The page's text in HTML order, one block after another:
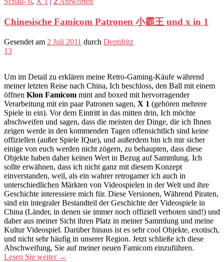
Chinesische Famicom Patronen 小霸王 und x in 1
Gesendet am 2 Juli 2011 durch Dentifritz
13
Um im Detail zu erklären meine Retro-Gaming-Käufe während
meiner letzten Reise nach China, Ich beschloss, den Ball mit einem
öffnen Klon Famicom mint and boxed mit hervorragender
Verarbeitung mit ein paar Patronen sagen, X 1 (gehören mehrere
Spiele in ein). Vor dem Eintritt in das mitten drin, Ich möchte
abschweifen und sagen, dass die meisten der Dinge, die ich Ihnen
zeigen werde in den kommenden Tagen offensichtlich sind keine
offiziellen (außer Spiele IQue), und außerdem bin ich mir sicher
einige von euch werden nicht zögern, zu behaupten, dass diese
Objekte haben daher keinen Wert in Bezug auf Sammlung. Ich
sollte erwähnen, dass ich nicht ganz mit diesem Konzept
einverstanden, weil, als ein wahrer retrogamer ich auch in
unterschiedlichen Märkten von Videospielen in der Welt und ihre
Geschichte interessiere mich für. Diese Versionen, Während Piraten,
sind ein integraler Bestandteil der Geschichte der Videospiele in
China (Länder, in denen sie immer noch offiziell verboten sind!) und
daher aus meiner Sicht ihren Platz in meiner Sammlung und meine
Kultur Videospiel. Darüber hinaus ist es sehr cool Objekte, exotisch,
und nicht sehr häufig in unserer Region. Jetzt schließe ich diese
Abschweifung, Sie auf meiner neuen Famicom einzuführen.
Lesen Sie weiter →